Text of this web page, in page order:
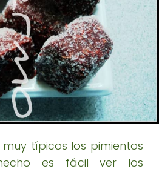
típicos los pimientos
es fácil ver los